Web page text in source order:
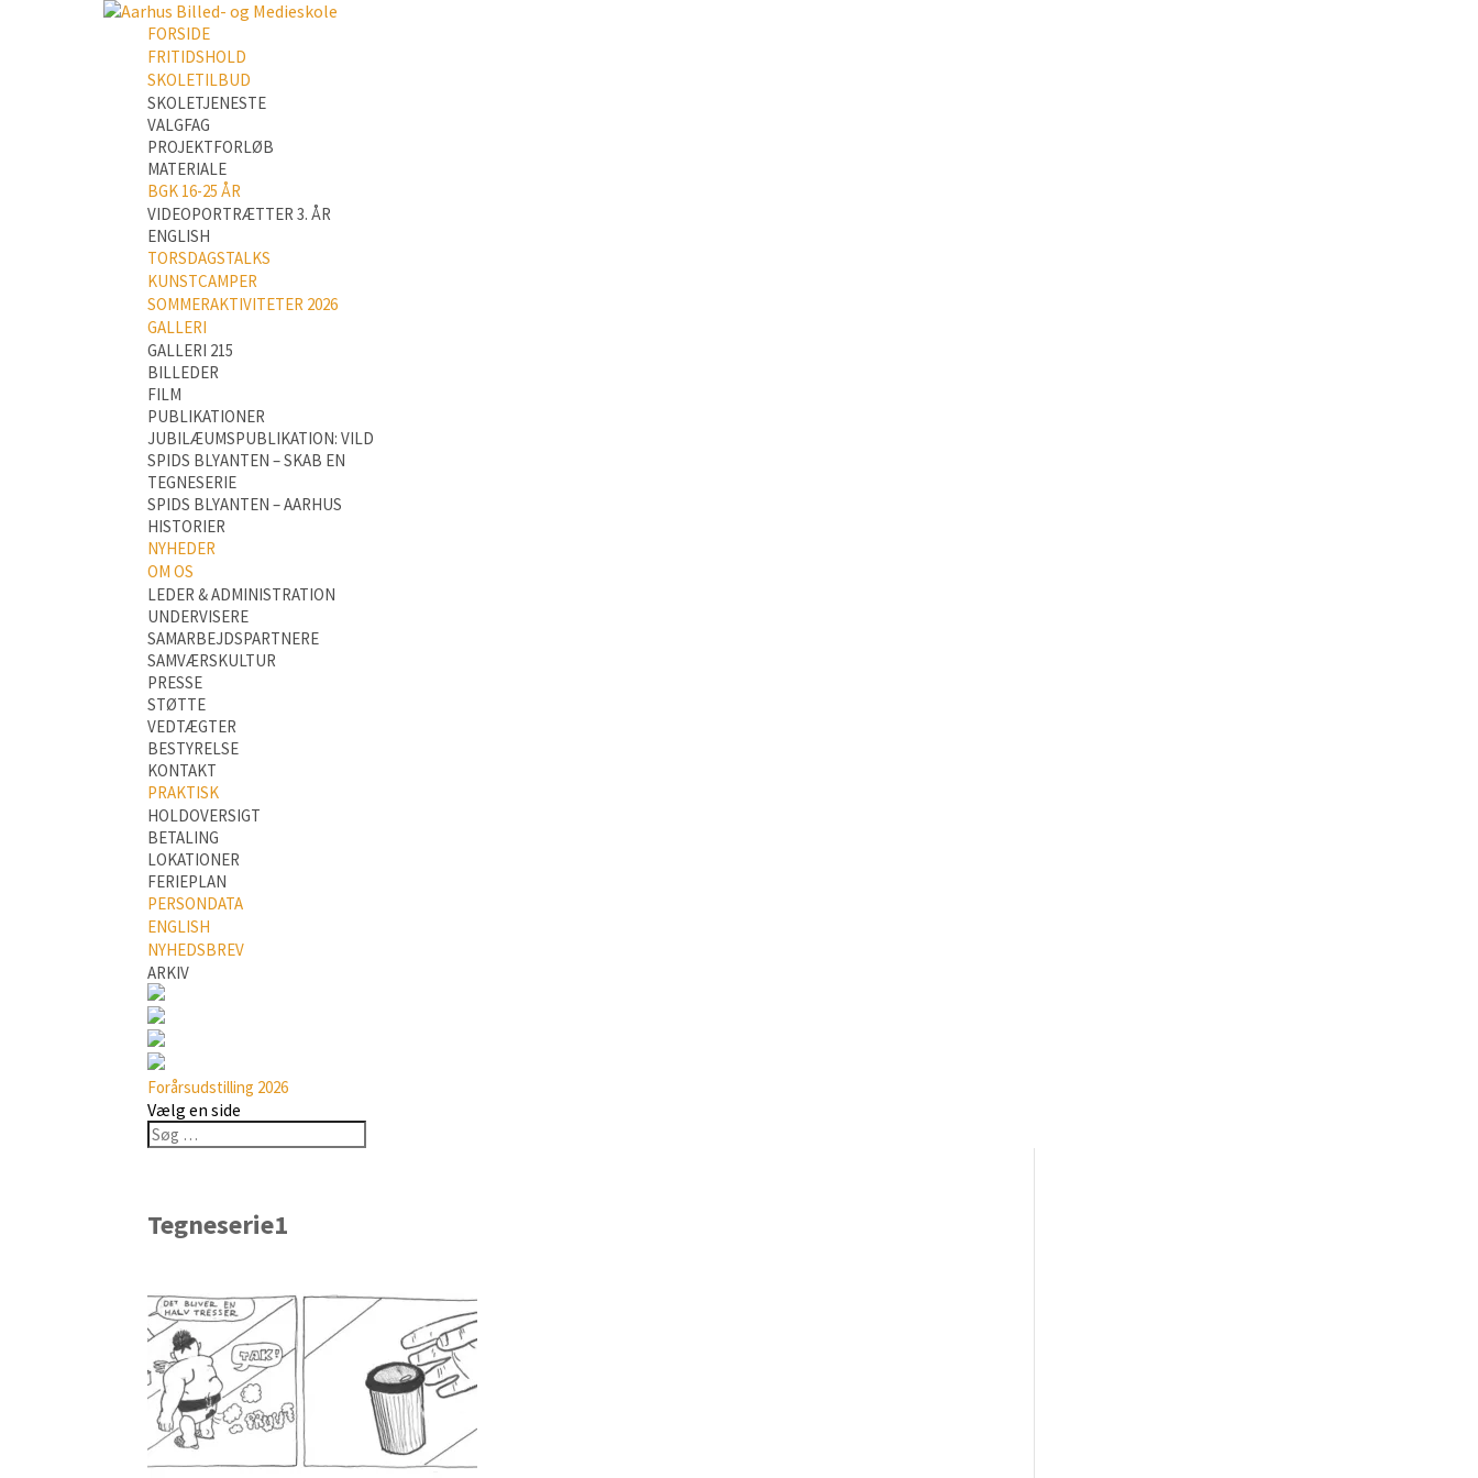
FORSIDE
FRITIDSHOLD
SKOLETILBUD
SKOLETJENESTE
VALGFAG
PROJEKTFORLØB
MATERIALE
BGK 16-25 ÅR
VIDEOPORTRÆTTER 3. ÅR
ENGLISH
TORSDAGSTALKS
KUNSTCAMPER
SOMMERAKTIVITETER 2026
GALLERI
GALLERI 215
BILLEDER
FILM
PUBLIKATIONER
JUBILÆUMSPUBLIKATION: VILD
SPIDS BLYANTEN – SKAB EN
TEGNESERIE
SPIDS BLYANTEN – AARHUS
HISTORIER
NYHEDER
OM OS
LEDER & ADMINISTRATION
UNDERVISERE
SAMARBEJDSPARTNERE
SAMVÆRSKULTUR
PRESSE
STØTTE
VEDTÆGTER
BESTYRELSE
KONTAKT
PRAKTISK
HOLDOVERSIGT
BETALING
LOKATIONER
FERIEPLAN
PERSONDATA
ENGLISH
NYHEDSBREV
ARKIV
Forårsudstilling 2026
Vælg en side
Tegneserie1